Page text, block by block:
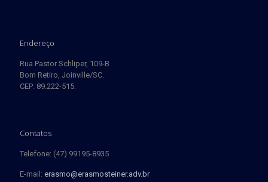
Endereço
Rua Pastor Schliper, 109-B
Bom Retiro, Joinville/SC.
CEP: 89.222-515.
Contatos
Telefone: (47) 99195-8935
E-mail: erasmo@erasmosteiner.adv.br